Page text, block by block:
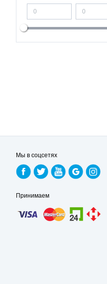
Мы в соцсетях
Принимаем